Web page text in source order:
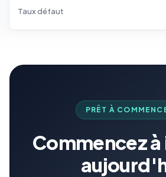
Taux défaut
PRÊT À
Commencez